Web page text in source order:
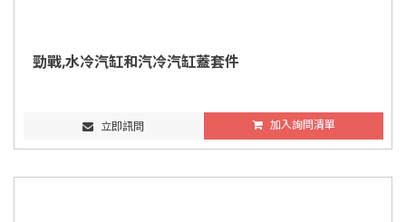
勁戰,水冷汽缸和汽冷汽缸蓋套件
立即訊問 加入詢問清單